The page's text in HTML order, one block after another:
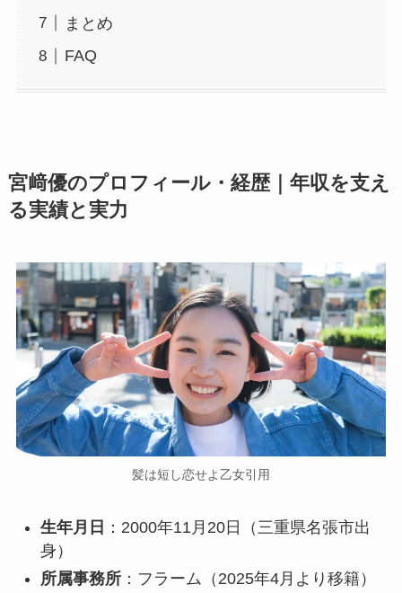
まとめ
FAQ
宮﨑優のプロフィール・経歴｜年収を支え
る実績と実力
髪は短し恋せよ乙女引用
生年月日 ：2000年11月20日（三重県名張市出
身）
所属事務所：フラーム（2025年4月より移籍）